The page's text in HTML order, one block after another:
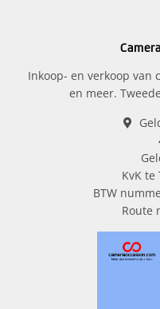
Inkoop- en verkoop van
en meer.
KvK te
BTW
Route